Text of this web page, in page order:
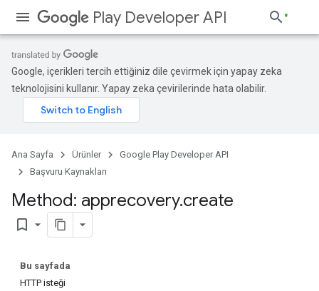
Play Developer API
Google, içerikleri tercih ettiğiniz dile çevirmek için yapay zeka
teknolojisini kullanır. Yapay zeka çevirilerinde hata olabilir.
Ana Sayfa Ürünler
Google Play Developer API
Başvuru Kaynakları
Method: apprecovery.create
bookmark_border
Bu sayfada
HTTP isteği